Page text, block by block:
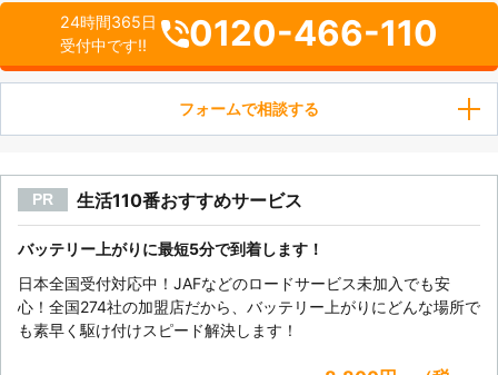
24時間365日
受付中です!!
0120-466-110
フォームで相談する
PR 生活110番おすすめサービス
バッテリー上がりに最短5分で到着します！
日本全国受付対応中！JAFなどのロードサービス未加入でも安
心！全国274社の加盟店だから、バッテリー上がりにどんな場所で
も素早く駆け付けスピード解決します！